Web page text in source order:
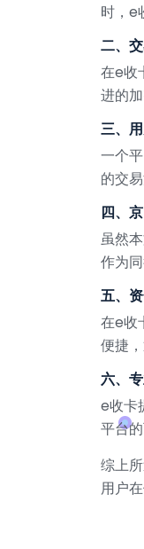
时，e
二、
在e收
进的
三、
一个
的交
四、
虽然
作为
五、
在e收
便捷
六、
e收卡
平台的
综上所
用户